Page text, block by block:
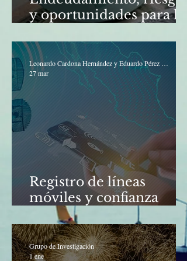
y oportunidades para los
Registro de líneas
móviles y confianza
digital en México: una
perspectiva institucional
Leonardo Cardona Hernández y Eduardo Pérez Luquin
27 mar
Grupo de Investigación
1 ene